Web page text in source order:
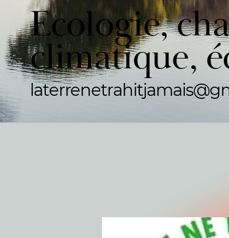
Ecologie,
climatique,